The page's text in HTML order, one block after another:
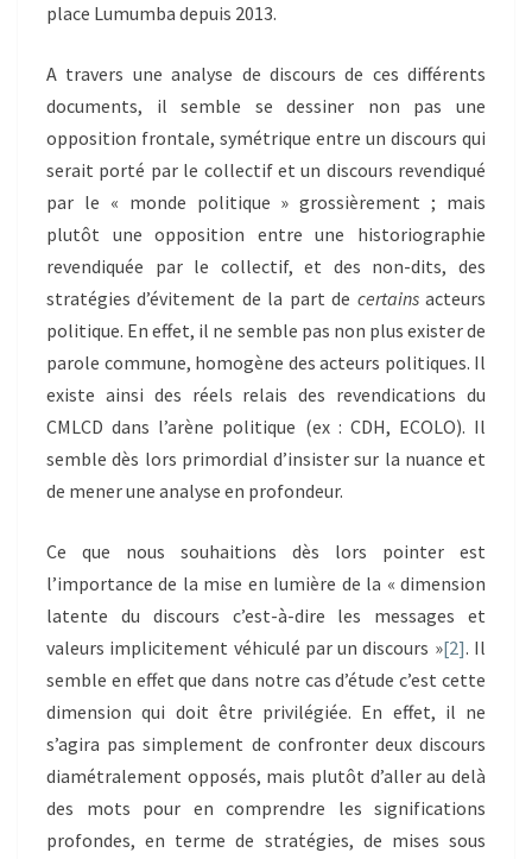
place Lumumba depuis 2013.
A travers une analyse de discours de ces différents
documents, il semble se dessiner non pas une
opposition frontale, symétrique entre un discours qui
serait porté par le collectif et un discours revendiqué
par le « monde politique » grossièrement ; mais
plutôt une opposition entre une historiographie
revendiquée par le collectif, et des non-dits, des
stratégies d’évitement de la part de certainsacteurs
politique. En effet, il ne semble pas non plus exister de
parole commune, homogène des acteurs politiques. Il
existe ainsi des réels relais des revendications du
CMLCD dans l’arène politique (ex : CDH, ECOLO). Il
semble dès lors primordial d’insister sur la nuance et
de mener une analyse en profondeur.
Ce que nous souhaitions dès lors pointer est
l’importance de la mise en lumière de la « dimension
latente du discours c’est-à-dire les messages et
valeurs implicitement véhiculé par un discours »[2]. Il
semble en effet que dans notre cas d’étude c’est cette
dimension qui doit être privilégiée. En effet, il ne
s’agira pas simplement de confronter deux discours
diamétralement opposés, mais plutôt d’aller au delà
des mots pour en comprendre les significations
profondes, en terme de stratégies, de mises sous